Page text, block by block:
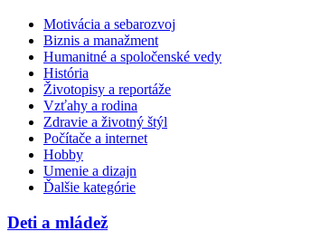
Motivácia a sebarozvoj
Biznis a manažment
Humanitné a spoločenské vedy
História
Životopisy a reportáže
Vzťahy a rodina
Zdravie a životný štýl
Počítače a internet
Hobby
Umenie a dizajn
Ďalšie kategórie
Deti a mládež